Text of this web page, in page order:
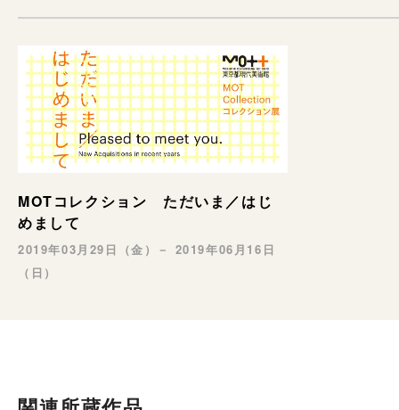
MOTコレクション ただいま／はじ
めまして
2019年03月29日（金）－ 2019年06月16日
（日）